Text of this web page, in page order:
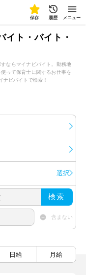
保存 履歴 メニュー
イト・バイト・
ならマイナビバイト。勤務地
って保育士に関するお仕事を
ナビバイトで検索！
選択
検索
含まない
日給 月給